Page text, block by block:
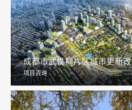
成都市武侯祠片区城市更新
项目咨询